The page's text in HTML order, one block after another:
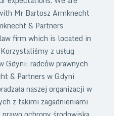
Mr Bartosz Armknecht
& Partners
firm which is located in
z usług
Gdyni: radców prawnych
& Partners w Gdyni
naszej organizacji w
z takimi zagadnieniami